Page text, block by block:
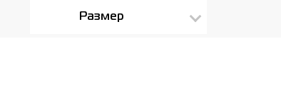
Размер